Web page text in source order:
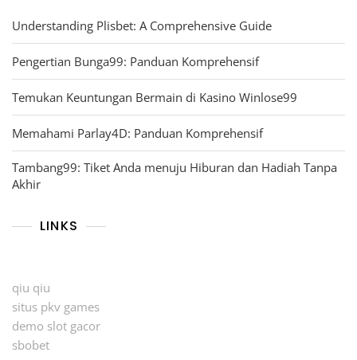
Understanding Plisbet: A Comprehensive Guide
Pengertian Bunga99: Panduan Komprehensif
Temukan Keuntungan Bermain di Kasino Winlose99
Memahami Parlay4D: Panduan Komprehensif
Tambang99: Tiket Anda menuju Hiburan dan Hadiah Tanpa
Akhir
LINKS
qiu qiu
situs pkv games
demo slot gacor
sbobet